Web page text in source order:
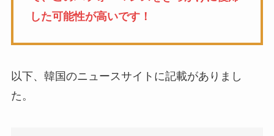
した可能性が高いです！
以下、韓国のニュースサイトに記載がありまし
た。